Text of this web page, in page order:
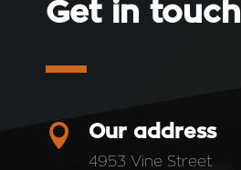
Get in touch
 Our address
4953 Vine Street